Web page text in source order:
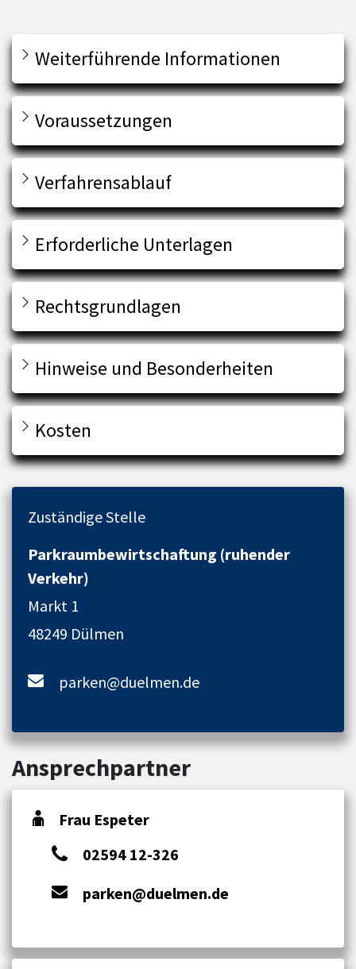
Weiterführende Informationen
Voraussetzungen
Verfahrensablauf
Erforderliche Unterlagen
Rechtsgrundlagen
Hinweise und Besonderheiten
Kosten
Zuständige Stelle
Parkraumbewirtschaftung (ruhender
Verkehr)
Markt 1
48249 Dülmen
parken@duelmen.de
Ansprechpartner
Frau Espeter
02594 12-326
parken@duelmen.de